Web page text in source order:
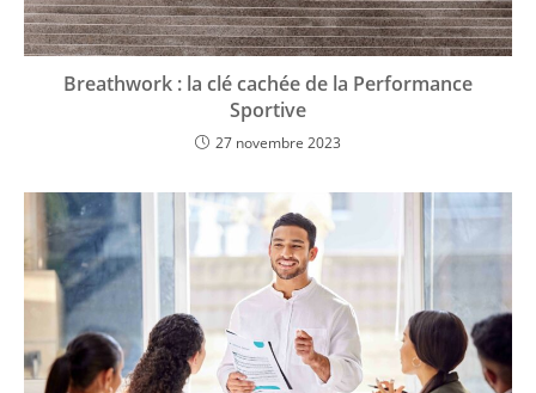
Breathwork : la clé cachée de la Performance
Sportive
27 novembre 2023